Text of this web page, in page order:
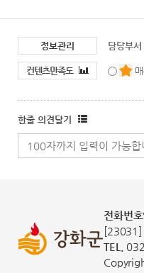
정보관리 담당부서
컨텐츠만족도
한줄 의견달기
전화번
[23031]
TEL.